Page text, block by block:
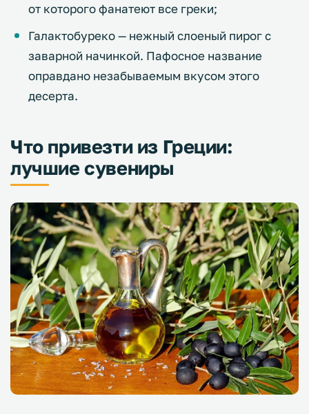
от которого фанатеют все греки;
Галактобуреко — нежный слоеный пирог с
заварной начинкой. Пафосное название
оправдано незабываемым вкусом этого
десерта.
Что привезти из Греции:
лучшие сувениры